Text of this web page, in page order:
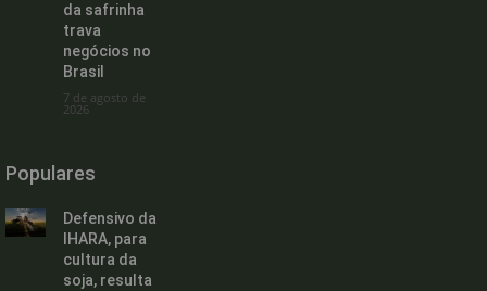
da safrinha
trava
negócios no
Brasil
7 de agosto de
2026
Populares
Defensivo da
IHARA, para
cultura da
soja, resulta